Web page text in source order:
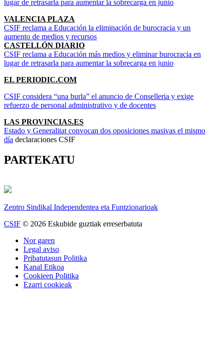
lugar de retrasarla para aumentar la sobrecarga en junio
VALENCIA PLAZA
CSIF reclama a Educación la eliminación de burocracia y un
aumento de medios y recursos
CASTELLÓN DIARIO
CSIF reclama a Educación más medios y eliminar burocracia en
lugar de retrasarla para aumentar la sobrecarga en junio
EL PERIODIC.COM
CSIF considera “una burla” el anuncio de Conselleria y exige
refuerzo de personal administrativo y de docentes
LAS PROVINCIAS.ES
Estado y Generalitat convocan dos oposiciones masivas el mismo
día declaraciones CSIF
PARTEKATU
Zentro Sindikal Independentea eta Funtzionarioak
CSIF © 2026 Eskubide guztiak erreserbatuta
Nor garen
Legal aviso
Pribatutasun Politika
Kanal Etikoa
Cookieen Politika
Ezarri cookieak